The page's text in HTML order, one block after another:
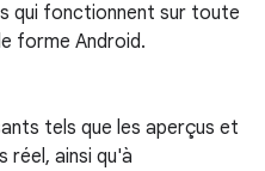
qui fonctionnent sur toute
forme Android.
tels que les aperçus et
réel, ainsi qu'à